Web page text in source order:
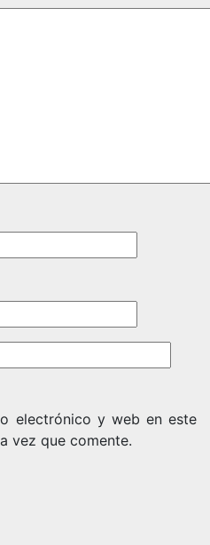
electrónico y web en este
vez que comente.